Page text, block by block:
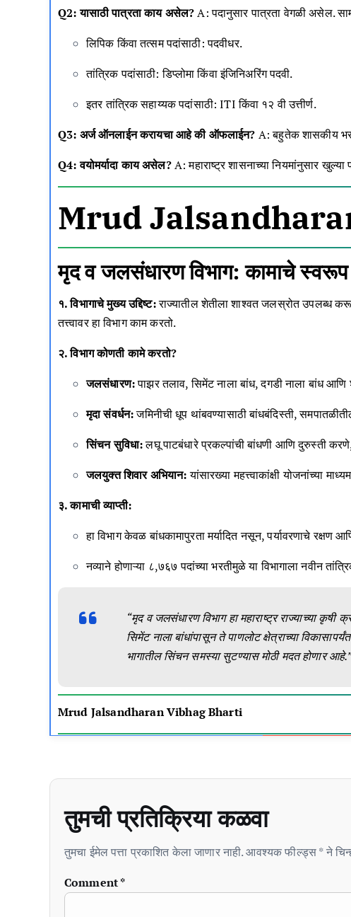
Q2: यासाठी पात्रता काय असेल?A: पदानुसार पात्रता वेगळी असेल.
लिपिक किंवा तत्सम पदांसाठी: पदवीधर.
तांत्रिक पदांसाठी: डिप्लोमा किंवा इंजिनिअरिंग पदवी.
इतर तांत्रिक सहाय्यक पदांसाठी: ITI किंवा १२ वी उत्तीर्ण.
Q3: अर्ज ऑनलाईन करायचा आहे की ऑफलाईन? A: बहुतेक शासकीय
Q4: वयोमर्यादा काय असेल?A: महाराष्ट्र शासनाच्या नियमांनुसार
Mrud
मृद व जलसंधारण विभाग: कामाचे स्वरूप
१. विभागाचे मुख्य उद्दिष्ट:राज्यातील शेतीला शाश्वत जलस्रोत उपलब्ध
तत्त्वावर हा विभाग काम करतो.
२. विभाग कोणती कामे करतो?
जलसंधारण:पाझर तलाव, सिमेंट नाला बांध, दगडी नाला बांध
मृदा संवर्धन:जमिनीची धूप थांबवण्यासाठी बांधबंदिस्ती,
सिंचन सुविधा:लघू पाटबंधारे प्रकल्पांची बांधणी आणि दुरुस्ती
जलयुक्त शिवार अभियान:यांसारख्या महत्त्वाकांक्षी योजनांच्या
३. कामाची व्याप्ती:
हा विभाग केवळ बांधकामापुरता मर्यादित नसून, पर्यावरणाचे रक्षण
नव्याने होणाऱ्या ८,७६७ पदांच्या भरतीमुळे या विभागाला नवीन
“मृद व जलसंधारण विभाग हा महाराष्ट्र राज्याच्या कृषी
सिमेंट नाला बांधांपासून ते पाणलोट क्षेत्राच्या
भागातील सिंचन समस्या सुटण्यास मोठी मदत होणार
Mrud Jalsandharan Vibhag Bharti
तुमची प्रतिक्रिया कळवा
तुमचा ईमेल पत्ता प्रकाशित केला जाणार नाही. आवश्यक फील्ड्स * ने
Comment*